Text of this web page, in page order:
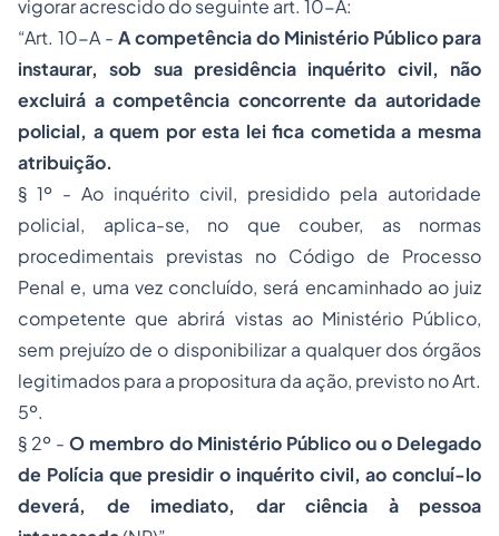
vigorar acrescido do seguinte art. 10-A:
“Art. 10-A - A competência do Ministério Público para
instaurar, sob sua presidência inquérito civil, não
excluirá a competência concorrente da autoridade
policial, a quem por esta lei fica cometida a mesma
atribuição.
§ 1º - Ao inquérito civil, presidido pela autoridade
policial, aplica-se, no que couber, as normas
procedimentais previstas no Código de Processo
Penal e, uma vez concluído, será encaminhado ao juiz
competente que abrirá vistas ao Ministério Público,
sem prejuízo de o disponibilizar a qualquer dos órgãos
legitimados para a propositura da ação, previsto no Art.
5º.
§ 2º -O membro do Ministério Público ou o Delegado
de Polícia que presidir o inquérito civil, ao concluí-lo
deverá, de imediato, dar ciência à pessoa